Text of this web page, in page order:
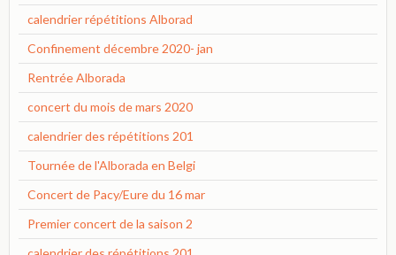
calendrier répétitions Alborad
Confinement décembre 2020- jan
Rentrée Alborada
concert du mois de mars 2020
calendrier des répétitions 201
Tournée de l'Alborada en Belgi
Concert de Pacy/Eure du 16 mar
Premier concert de la saison 2